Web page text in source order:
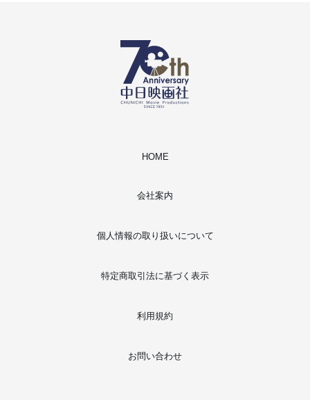
HOME
会社案内
個人情報の取り扱いについて
特定商取引法に基づく表示
利用規約
お問い合わせ